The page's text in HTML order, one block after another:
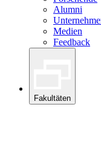
Alumni
Medien
Feedback
Fakultäten